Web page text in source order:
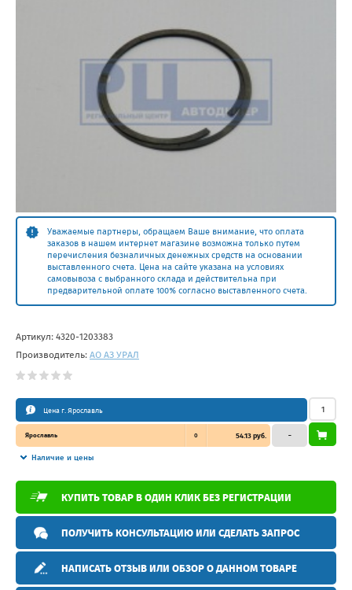
Уважаемые партнеры, обращаем Ваше внимание, что оплата
заказов в нашем интернет магазине возможна только путем
перечисления безналичных денежных средств на основании
выставленного счета. Цена на сайте указана на условиях
самовывоза с выбранного склада и действительна при
предварительной оплате 100% согласно выставленного счета.
Артикул: 4320-1203383
Производитель: АО АЗ УРАЛ
Цена г. Ярославль
Ярославль 0 54.13 руб.
Наличие и цены
–
КУПИТЬ ТОВАР В ОДИН КЛИК БЕЗ РЕГИСТРАЦИИ
ПОЛУЧИТЬ КОНСУЛЬТАЦИЮ ИЛИ СДЕЛАТЬ ЗАПРОС
НАПИСАТЬ ОТЗЫВ ИЛИ ОБЗОР О ДАННОМ ТОВАРЕ